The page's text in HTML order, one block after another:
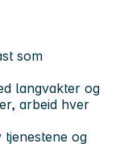
som
langvakter og
arbeid hver
og